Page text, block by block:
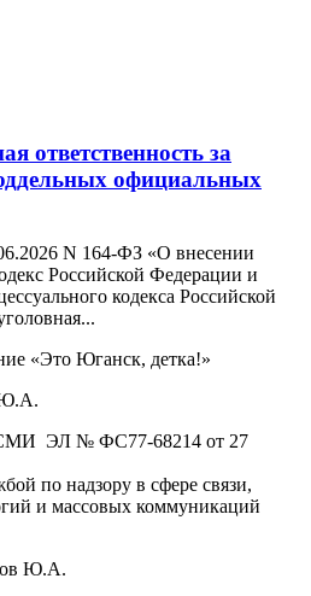
ответственность за
официальных
N 164-ФЗ «О внесении
Российской Федерации и
кодекса Российской
«Это Юганск, детка!»
Ю.А.
ЭЛ № ФС77-68214 от 27
по надзору в сфере связи,
и массовых коммуникаций
Ю.А.